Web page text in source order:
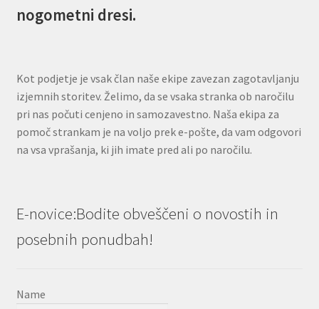
nogometni dresi.
Kot podjetje je vsak član naše ekipe zavezan zagotavljanju
izjemnih storitev. Želimo, da se vsaka stranka ob naročilu
pri nas počuti cenjeno in samozavestno. Naša ekipa za
pomoč strankam je na voljo prek e-pošte, da vam odgovori
na vsa vprašanja, ki jih imate pred ali po naročilu.
E-novice:Bodite obveščeni o novostih in
posebnih ponudbah!
Name